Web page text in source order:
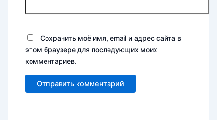
Сохранить моё имя, email и адрес сайта в
этом браузере для последующих моих
комментариев.